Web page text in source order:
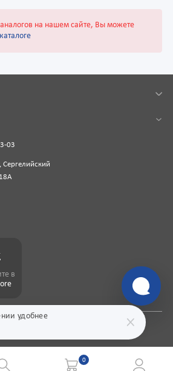
аналогов на нашем сайте, Вы можете
каталоге
удобнее
03
Сергелийский
в
0